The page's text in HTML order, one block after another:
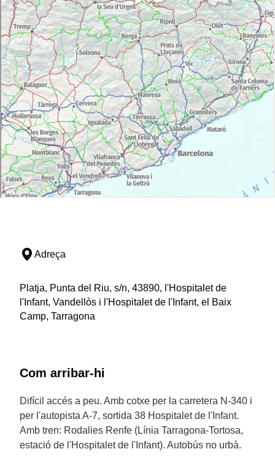
Adreça
Platja, Punta del Riu, s/n, 43890, l'Hospitalet de
l'Infant, Vandellòs i l'Hospitalet de l'Infant, el Baix
Camp, Tarragona
Com arribar-hi
Difícil accés a peu. Amb cotxe per la carretera N-340 i
per l'autopista A-7, sortida 38 Hospitalet de l'Infant.
Amb tren: Rodalies Renfe (Línia Tarragona-Tortosa,
estació de l'Hospitalet de l'Infant). Autobús no urbà.